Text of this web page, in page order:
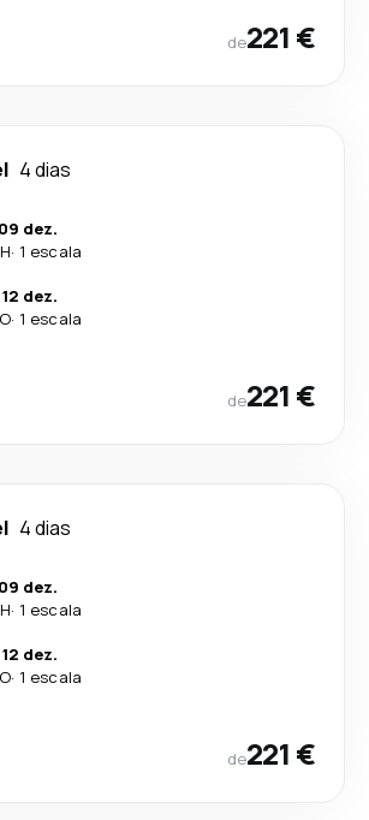
de221 €
4 dias
dez.
· 1 escala
dez.
· 1 escala
de221 €
4 dias
dez.
· 1 escala
dez.
· 1 escala
de221 €